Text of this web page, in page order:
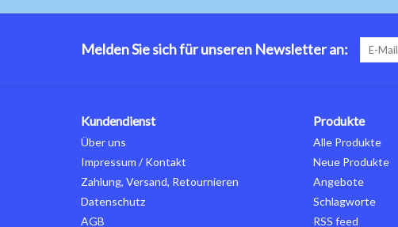
Melden Sie sich für unseren Newsletter an:
Kundendienst
Über uns
Impressum / Kontakt
Zahlung, Versand, Retournieren
Datenschutz
AGB
Produkte
Alle Produkte
Neue Produkte
Angebote
Schlagworte
RSS feed